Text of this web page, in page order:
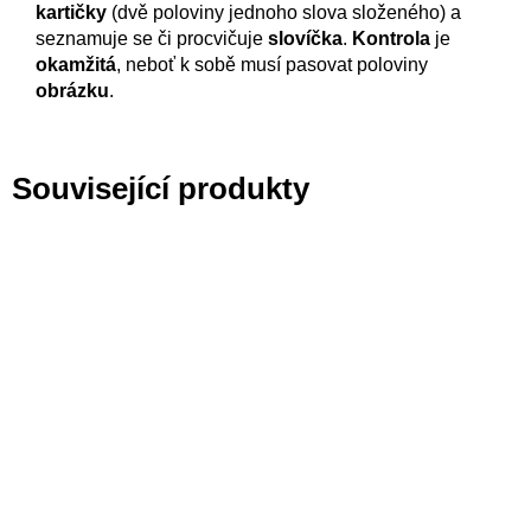
kartičky (dvě poloviny jednoho slova složeného) a
seznamuje se či procvičuje slovíčka. Kontrola je
okamžitá, neboť k sobě musí pasovat poloviny
obrázku.
Související produkty